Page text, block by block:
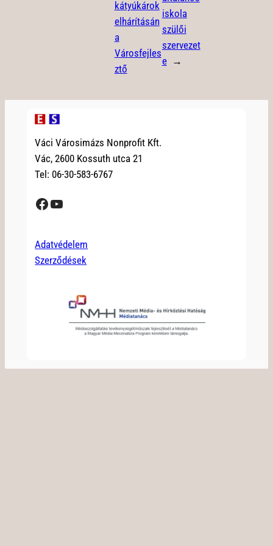
kátyúkárok
elhárításán
a
Városfejles
ztő
iskola
szülői
szervezet
e →
Váci Városimázs Nonprofit Kft.
Vác, 2600 Kossuth utca 21
Tel: 06-30-583-6767
Facebook YouTube
Adatvédelem
Szerződések